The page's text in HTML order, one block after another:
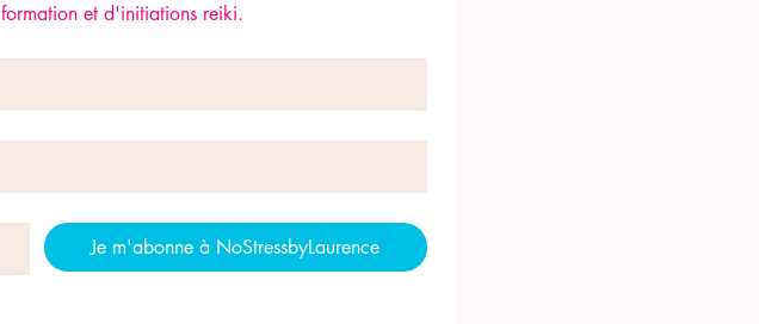
et d'initiations reiki.
Je m'abonne à NoStressbyLaurence